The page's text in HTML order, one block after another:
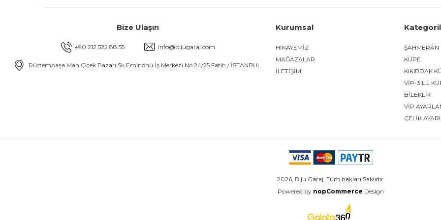
Bize Ulaşın
+90 212 522 88 55 info@bijugaraj.com
Rüstempaşa Mah.Çiçek Pazarı Sk.Eminönü İş Merkezi No:24/25 Fatih / İSTANBUL
Kurumsal
HİKAYEMİZ
MAĞAZALAR
İLETİŞİM
ŞAHMERAN
KÜPE
KIKIRDAK
VİP-3'LÜ
BİLEKLİK
VİP
ÇELİK
2026, Biju Garaj, Tüm hakları Saklıdır.
Powered by nopCommerce Design